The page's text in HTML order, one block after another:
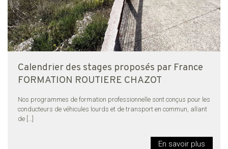
Calendrier des stages proposés par France
FORMATION ROUTIERE CHAZOT
Nos programmes de formation professionnelle sont conçus pour les
conducteurs de véhicules lourds et de transport en commun, allant
de
En savoir plus